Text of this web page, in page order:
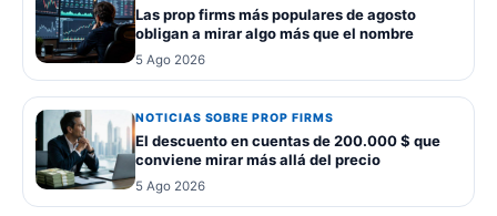
Las prop firms más populares de agosto
obligan a mirar algo más que el nombre
5 Ago 2026
NOTICIAS SOBRE PROP FIRMS
El descuento en cuentas de 200.000 $ que
conviene mirar más allá del precio
5 Ago 2026